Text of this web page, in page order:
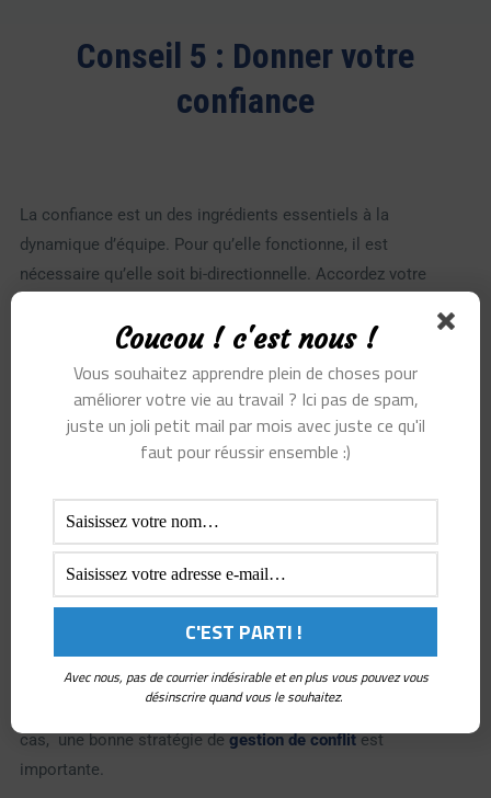
Conseil 5 : Donner votre
confiance
La confiance est un des ingrédients essentiels à la
dynamique d’équipe. Pour qu’elle fonctionne, il est
nécessaire qu’elle soit bi-directionnelle. Accordez votre
interlocuteurs.
Conseil 6 : Désamorcer les
conflits
Certaines personnes peuvent voir d’un mauvais œil l’arrivée
montrer injustes envers celle-ci. Ce qui créera à court/moyen
ou long terme (selon les personnalités) des conflits. Auquel
cas, une bonne stratégie degestion de conflitest
importante.
Coucou ! c'est nous !
Vous souhaitez apprendre plein de choses pour
améliorer votre vie au travail ? Ici pas de spam,
juste un joli petit mail par mois avec juste ce qu'il
faut pour réussir ensemble :)
Avec nous, pas de courrier indésirable et en plus vous pouvez vous
désinscrire quand vous le souhaitez.